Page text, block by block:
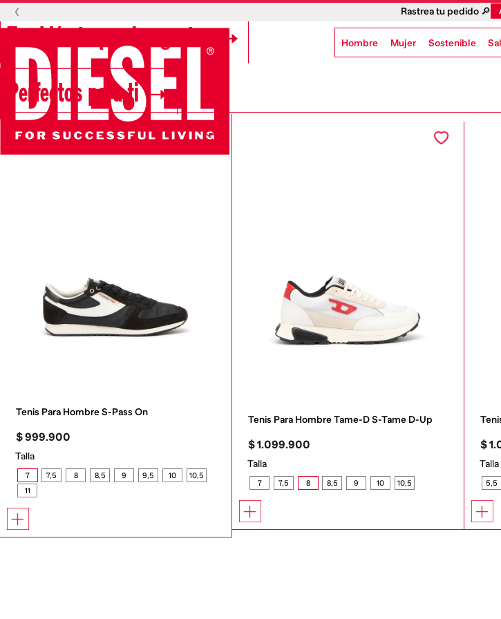
‹ Rastrea tu pedido 🔎
Hombre Mujer Sostenible
Perfectos para ti
Tenis Para Hombre S-Pass On
$999.900
Talla
7 7,5 8 8,5 9 9,5 10
10,5
11
Tenis Para Hombre Tame-D S-Tame D-Up
$1.099.900
Talla
7 7,5 8 8,5 9 10 10,5
$1.
Talla
5,5